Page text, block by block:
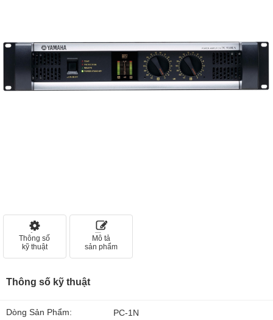
Thông số
kỹ thuật
Mô tả
sản phẩm
Thông số kỹ thuật
Dòng Sản Phẩm: PC-1N